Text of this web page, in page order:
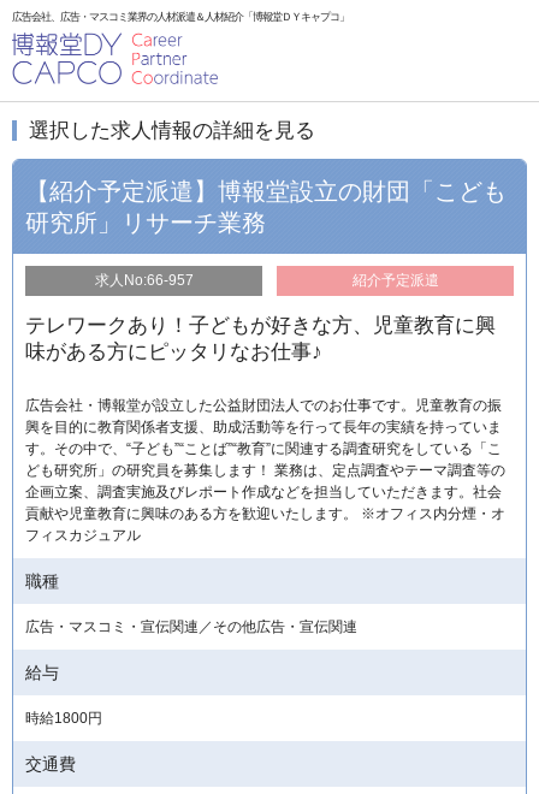
広告会社、広告・マスコミ業界の人材派遣＆人材紹介「博報堂ＤＹキャプコ」
選択した求人情報の詳細を見る
【紹介予定派遣】博報堂設立の財団「こども
研究所」リサーチ業務
求人No:66-957 紹介予定派遣
テレワークあり！子どもが好きな方、児童教育に興
味がある方にピッタリなお仕事♪
広告会社・博報堂が設立した公益財団法人でのお仕事です。児童教育の振
興を目的に教育関係者支援、助成活動等を行って長年の実績を持っていま
す。その中で、“子ども”“ことば”“教育”に関連する調査研究をしている「こ
ども研究所」の研究員を募集します！ 業務は、定点調査やテーマ調査等の
企画立案、調査実施及びレポート作成などを担当していただきます。社会
貢献や児童教育に興味のある方を歓迎いたします。 ※オフィス内分煙・オ
フィスカジュアル
職種
広告・マスコミ・宣伝関連／その他広告・宣伝関連
給与
時給1800円
交通費